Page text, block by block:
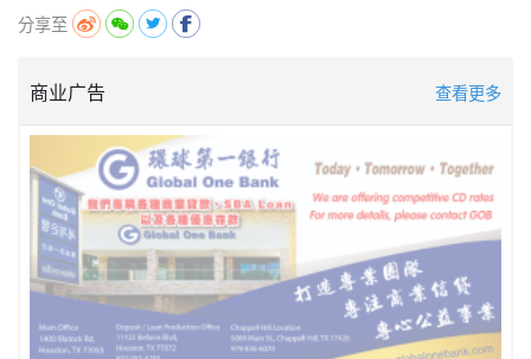
分享至
商业广告 查看更多